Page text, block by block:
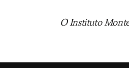
O Instituto